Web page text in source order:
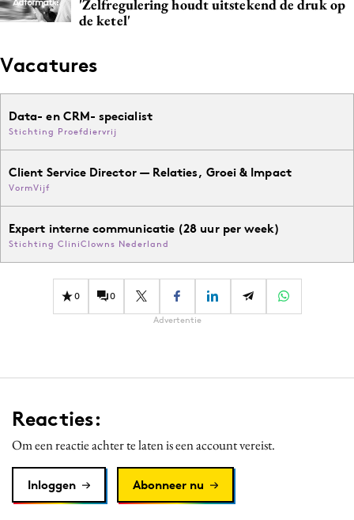
'Zelfregulering houdt uitstekend de druk op
de ketel'
Vacatures
Data- en CRM- specialist
Stichting Proefdiervrij
Client Service Director — Relaties, Groei & Impact
VormVijf
Expert interne communicatie (28 uur per week)
Stichting CliniClowns Nederland
0 0
Advertentie
Reacties:
Om een reactie achter te laten is een account vereist.
Inloggen Abonneer nu